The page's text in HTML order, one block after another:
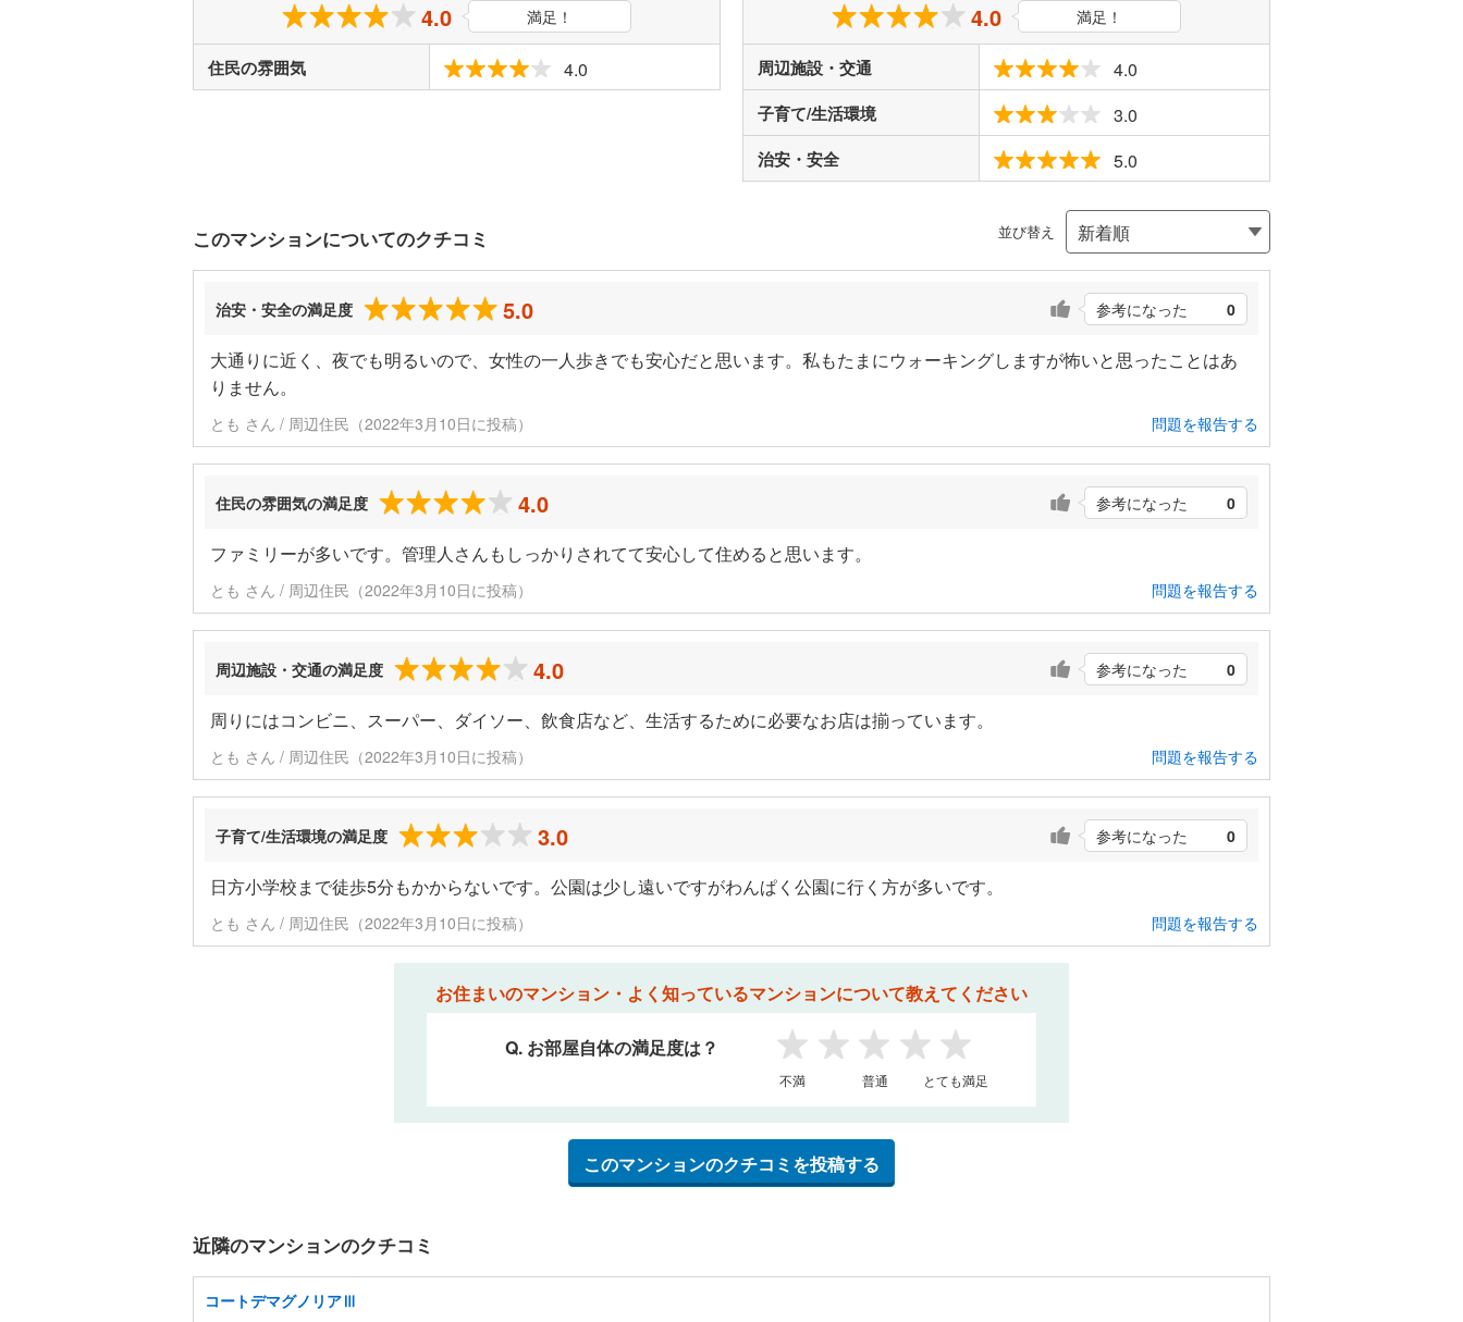
4.0 満足！
住民の雰囲気 4.0
4.0 満足！
周辺施設・交通 4.0
子育て/生活環境 3.0
治安・安全 5.0
このマンションについてのクチコミ 並び替え
治安・安全の満足度 5.0 参考になった 0
大通りに近く、夜でも明るいので、女性の一人歩きでも安心だと思います。私もたまにウォーキングしますが怖いと思ったことはあ
りません。
とも さん / 周辺住民（2022年3月10日に投稿） 問題を報告する
住民の雰囲気の満足度 4.0 参考になった 0
ファミリーが多いです。管理人さんもしっかりされてて安心して住めると思います。
とも さん / 周辺住民（2022年3月10日に投稿） 問題を報告する
周辺施設・交通の満足度 4.0 参考になった 0
周りにはコンビニ、スーパー、ダイソー、飲食店など、生活するために必要なお店は揃っています。
とも さん / 周辺住民（2022年3月10日に投稿） 問題を報告する
子育て/生活環境の満足度 3.0 参考になった 0
日方小学校まで徒歩5分もかからないです。公園は少し遠いですがわんぱく公園に行く方が多いです。
とも さん / 周辺住民（2022年3月10日に投稿） 問題を報告する
お住まいのマンション・よく知っているマンションについて教えてください
Q. お部屋自体の満足度は？
1 2 3 4 5
不満 普通 とても満足
このマンションのクチコミを投稿する
近隣のマンションのクチコミ
コートデマグノリアⅢ